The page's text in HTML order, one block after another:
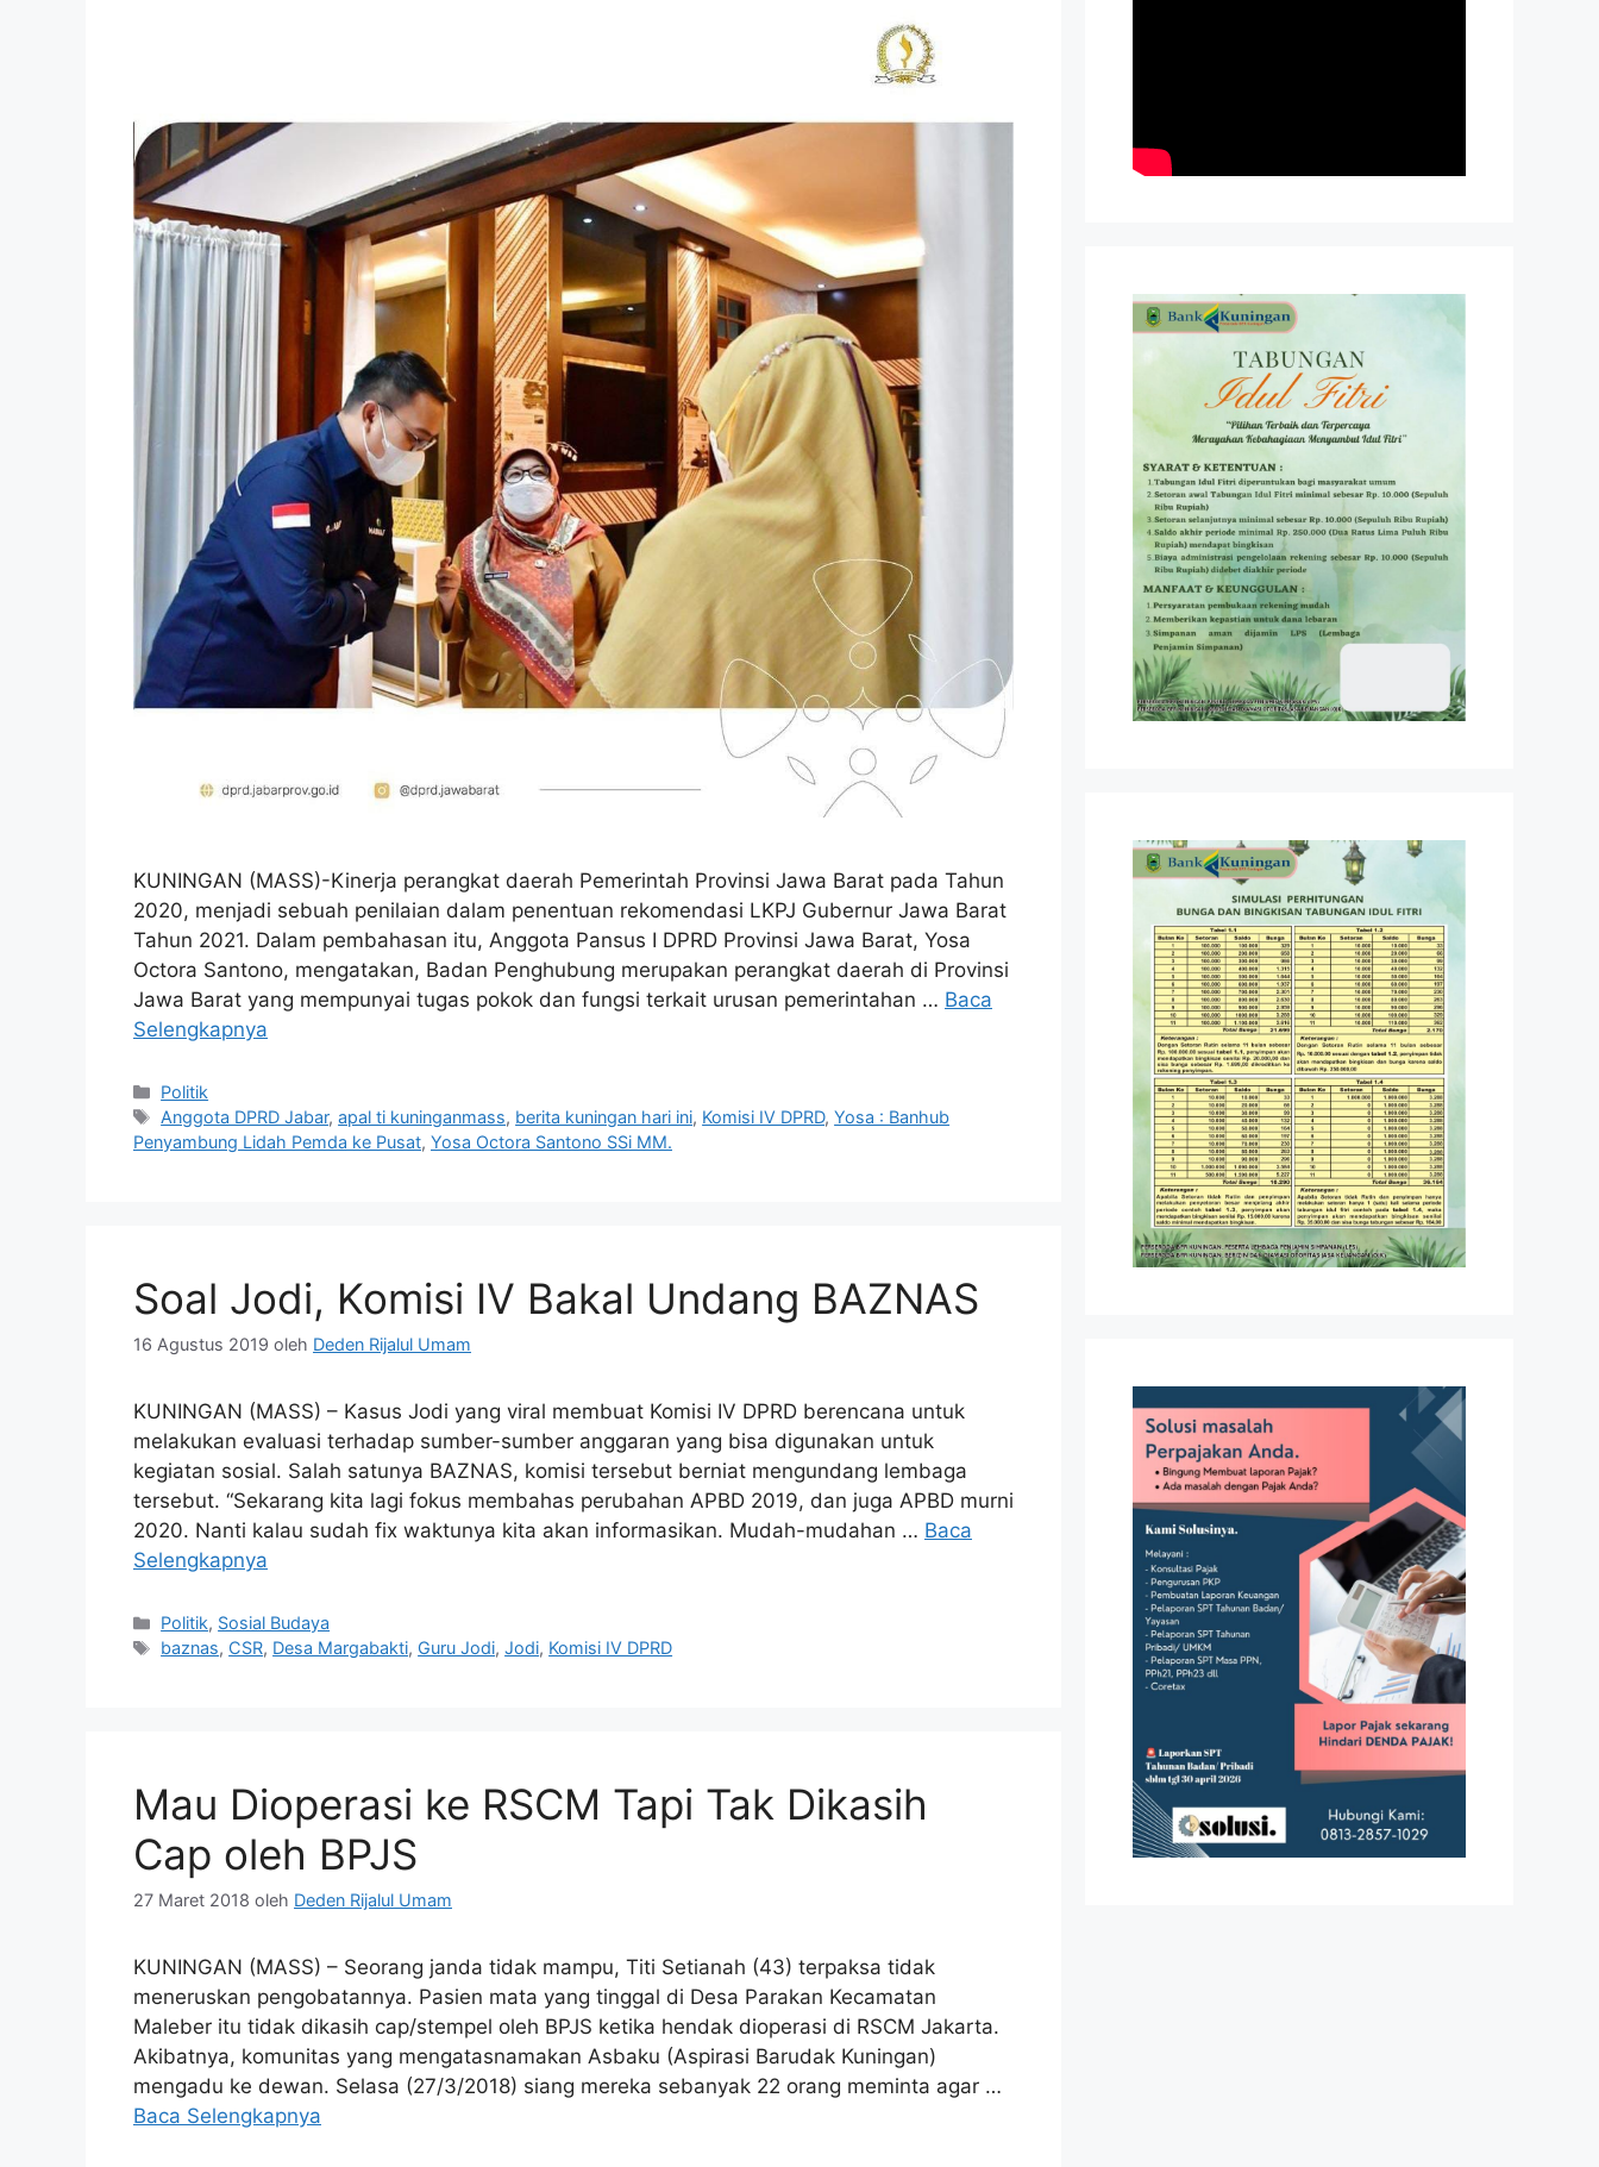
KUNINGAN (MASS)-Kinerja perangkat daerah Pemerintah Provinsi Jawa Barat pada Tahun
2020, menjadi sebuah penilaian dalam penentuan rekomendasi LKPJ Gubernur Jawa Barat
Tahun 2021. Dalam pembahasan itu, Anggota Pansus I DPRD Provinsi Jawa Barat, Yosa
Octora Santono, mengatakan, Badan Penghubung merupakan perangkat daerah di Provinsi
Jawa Barat yang mempunyai tugas pokok dan fungsi terkait urusan pemerintahan … Baca
Selengkapnya
Kategori
Politik
Tag
Anggota DPRD Jabar,apal ti kuninganmass, berita kuningan hari ini, Komisi IV DPRD,Yosa : Banhub
Penyambung Lidah Pemda ke Pusat, Yosa Octora Santono SSi MM.
Soal Jodi, Komisi IV Bakal Undang BAZNAS
16 Agustus 2019 oleh Deden Rijalul Umam
KUNINGAN (MASS) – Kasus Jodi yang viral membuat Komisi IV DPRD berencana untuk
melakukan evaluasi terhadap sumber-sumber anggaran yang bisa digunakan untuk
kegiatan sosial. Salah satunya BAZNAS, komisi tersebut berniat mengundang lembaga
tersebut. “Sekarang kita lagi fokus membahas perubahan APBD 2019, dan juga APBD murni
2020. Nanti kalau sudah fix waktunya kita akan informasikan. Mudah-mudahan … Baca
Selengkapnya
Kategori
Politik, Sosial Budaya
Tag
baznas, CSR, Desa Margabakti, Guru Jodi,Jodi, Komisi IV DPRD
Mau Dioperasi ke RSCM Tapi Tak Dikasih
Cap oleh BPJS
27 Maret 2018 oleh Deden Rijalul Umam
KUNINGAN (MASS) – Seorang janda tidak mampu, Titi Setianah (43) terpaksa tidak
meneruskan pengobatannya. Pasien mata yang tinggal di Desa Parakan Kecamatan
Maleber itu tidak dikasih cap/stempel oleh BPJS ketika hendak dioperasi di RSCM Jakarta.
Akibatnya, komunitas yang mengatasnamakan Asbaku (Aspirasi Barudak Kuningan)
mengadu ke dewan. Selasa (27/3/2018) siang mereka sebanyak 22 orang meminta agar …
Baca Selengkapnya